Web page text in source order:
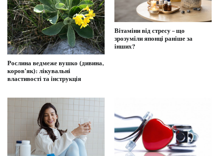
Рослина ведмеже вушко (дивина,
коров’як): лікувальні
властивості та інструкція
Вітаміни від стресу – що
зрозуміли японці раніше за
інших?